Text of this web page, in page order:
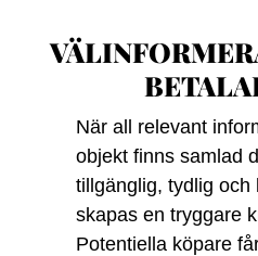
När all relevant
objekt finns samlad
tillgänglig, tydlig och
skapas en tryggare
Potentiella köpare